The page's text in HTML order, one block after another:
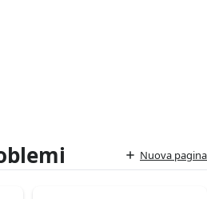
Nuova pagina